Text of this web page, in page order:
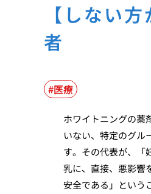
【しない
者
医療
ホワイトニングの薬
いない、特定のグル
す。その代表が、「
乳に、直接、悪影響
安全である」という